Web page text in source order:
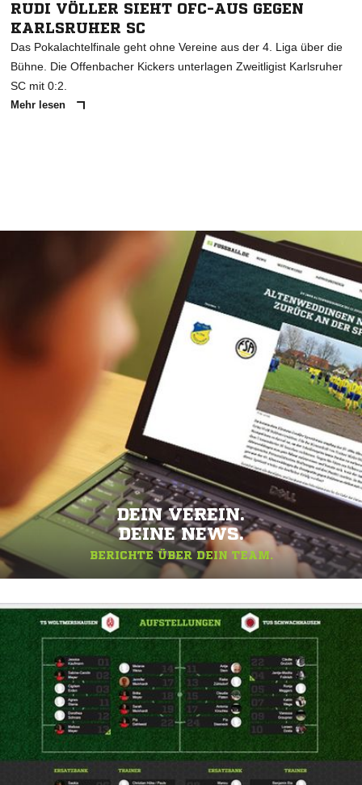
RUDI VÖLLER SIEHT OFC-AUS GEGEN
KARLSRUHER SC
Das Pokalachtelfinale geht ohne Vereine aus der 4. Liga über die
Bühne. Die Offenbacher Kickers unterlagen Zweitligist Karlsruher
SC mit 0:2.
Mehr lesen
DEIN VEREIN.
DEINE NEWS.
BERICHTE ÜBER DEIN TEAM.